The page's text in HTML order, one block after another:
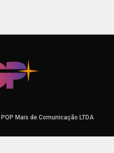
Mais de Comunicação LTDA